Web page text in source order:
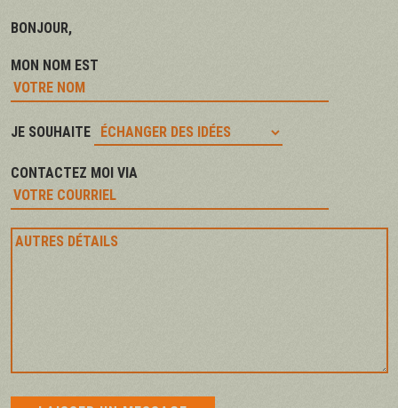
BONJOUR,
MON NOM EST
JE SOUHAITE
CONTACTEZ MOI VIA